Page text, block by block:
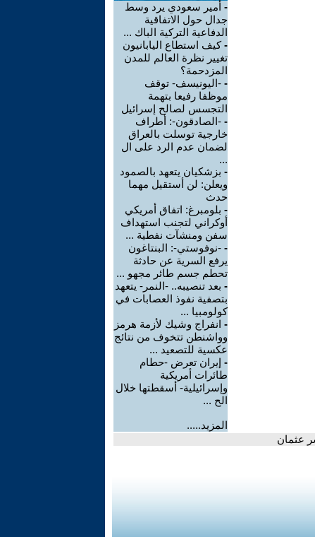
- أمير سعودي يرد وسط
جدال حول الاتفاقية
الدفاعية التركية الباك ...
-كيف استطاع اليابانيون
تغيير نظرة العالم للمدن
المزدحمة؟
- -اليونيسف- توقف
موظفا رفيعا بتهمة
التجسس لصالح إسرائيل
- -الصادقون-: أطراف
خارجية توسلت بالعراق
لضمان عدم الرد على ال
...
- بزشكيان يتعهد بالصمود
ويعلن: لن أستقيل مهما
حدث
- بلومبرغ: اتفاق أمريكي
أوكراني لتجنب استهداف
سفن ومنشآت نفطية ...
- -نوفوستي-: البنتاغون
يرفع السرية عن حادثة
تحطم جسم طائر مجهو ...
- بعد تنصيبه.. -النمر- يتعهد
بتصفية نفوذ العصابات في
كولومبيا ...
- انفراج وشيك لأزمة هرمز
وواشنطن تتخوف من نتائج
عكسية للتصعيد ...
- إيران تعرض -حطام
طائرات أمريكية
وإسرائيلية- أسقطتها خلال
الح ...
المزيد.....